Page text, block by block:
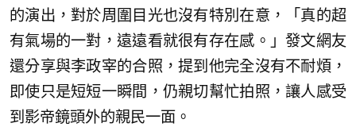
的演出，對於周圍目光也沒有特別在意，「真的超
有氣場的一對，遠遠看就很有存在感。」發文網友
還分享與李政宰的合照，提到他完全沒有不耐煩，
即使只是短短一瞬間，仍親切幫忙拍照，讓人感受
到影帝鏡頭外的親民一面。